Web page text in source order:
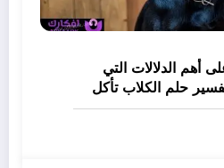
الدلالات التي
حلم الكلاب تأكل